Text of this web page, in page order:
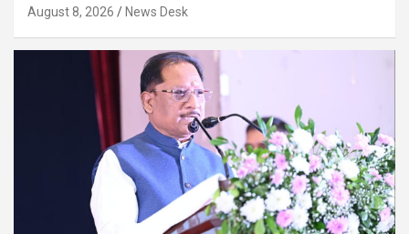
August 8, 2026 News Desk